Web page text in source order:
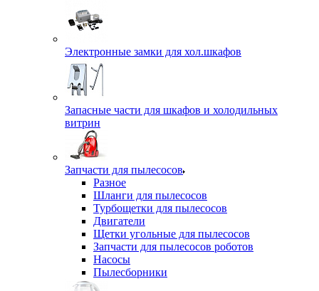
Электронные замки для хол.шкафов
Запасные части для шкафов и холодильных
витрин
Запчасти для пылесосов
Разное
Шланги для пылесосов
Турбощетки для пылесосов
Двигатели
Щетки угольные для пылесосов
Запчасти для пылесосов роботов
Насосы
Пылесборники